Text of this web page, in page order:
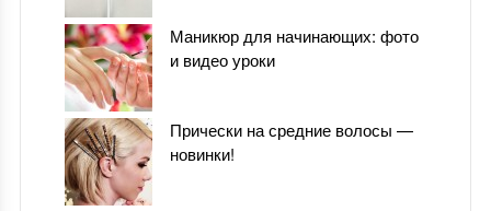
Маникюр для начинающих: фото
и видео уроки
Прически на средние волосы —
новинки!